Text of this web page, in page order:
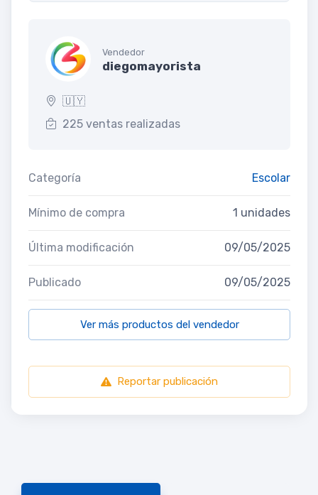
Vendedor
diegomayorista
🇺🇾
225 ventas realizadas
Categoría Escolar
Mínimo de compra 1 unidades
Última modificación 09/05/2025
Publicado 09/05/2025
Ver más productos del vendedor
Reportar publicación